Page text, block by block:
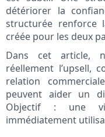
détériorer la
structurée renforce
créée pour les deux
Dans cet article,
réellement l’upsell,
relation
peuvent aider un
Objectif : une
immédiatement